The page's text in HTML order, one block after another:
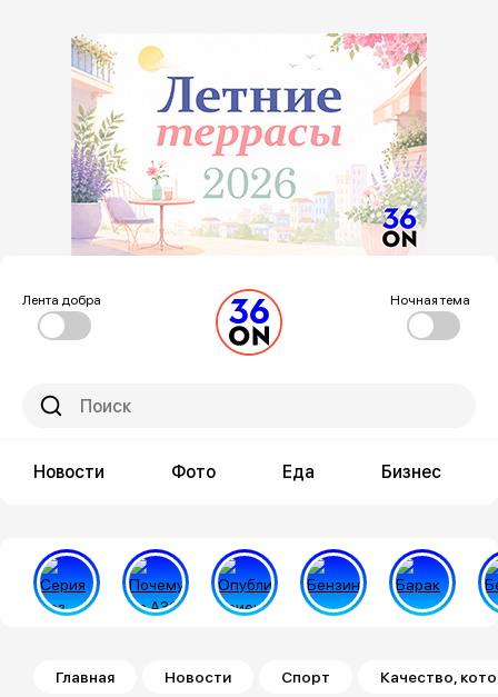
Лента добра Ночная тема
Новости Фото Еда Бизнес
Строка навигации
Главная Новости Спорт Качество,